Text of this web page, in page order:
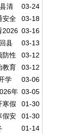
03-24
清
学典礼03-18
安全
03-16
2026
课
03-13
县
春季“开学
03-12
防性
03-12
教育
03-06
学
03-05
年
01-30
寒假
01-30
假安
01-14